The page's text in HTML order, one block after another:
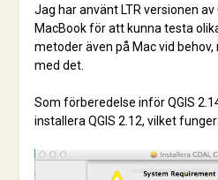
Jag har använt LTR versionen av
MacBook för att kunna testa
metoder även på Mac vid
med det.
Som förberedelse inför QGIS
installera QGIS 2.12, vilket